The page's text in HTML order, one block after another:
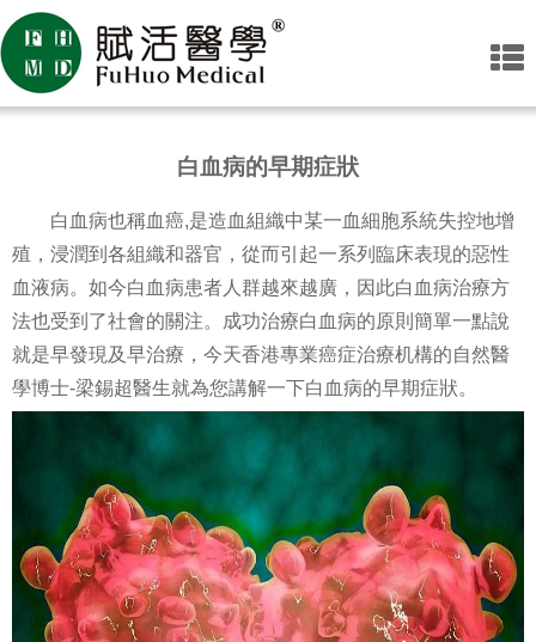
白血病的早期症狀
白血病也稱血癌,是造血組織中某一血細胞系統失控地增
殖，浸潤到各組織和器官，從而引起一系列臨床表現的惡性
血液病。如今白血病患者人群越來越廣，因此白血病治療方
法也受到了社會的關注。成功治療白血病的原則簡單一點說
就是早發現及早治療，今天香港專業癌症治療机構的自然醫
學博士-梁錫超醫生就為您講解一下白血病的早期症狀。